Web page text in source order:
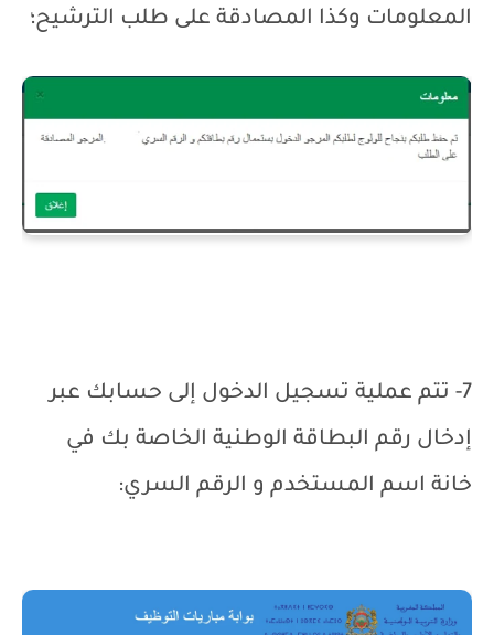
المعلومات وكذا المصادقة على طلب الترشيح؛
7- تتم عملية تسجيل الدخول إلى حسابك عبر
إدخال رقم البطاقة الوطنية الخاصة بك في
خانة اسم المستخدم و الرقم السري: